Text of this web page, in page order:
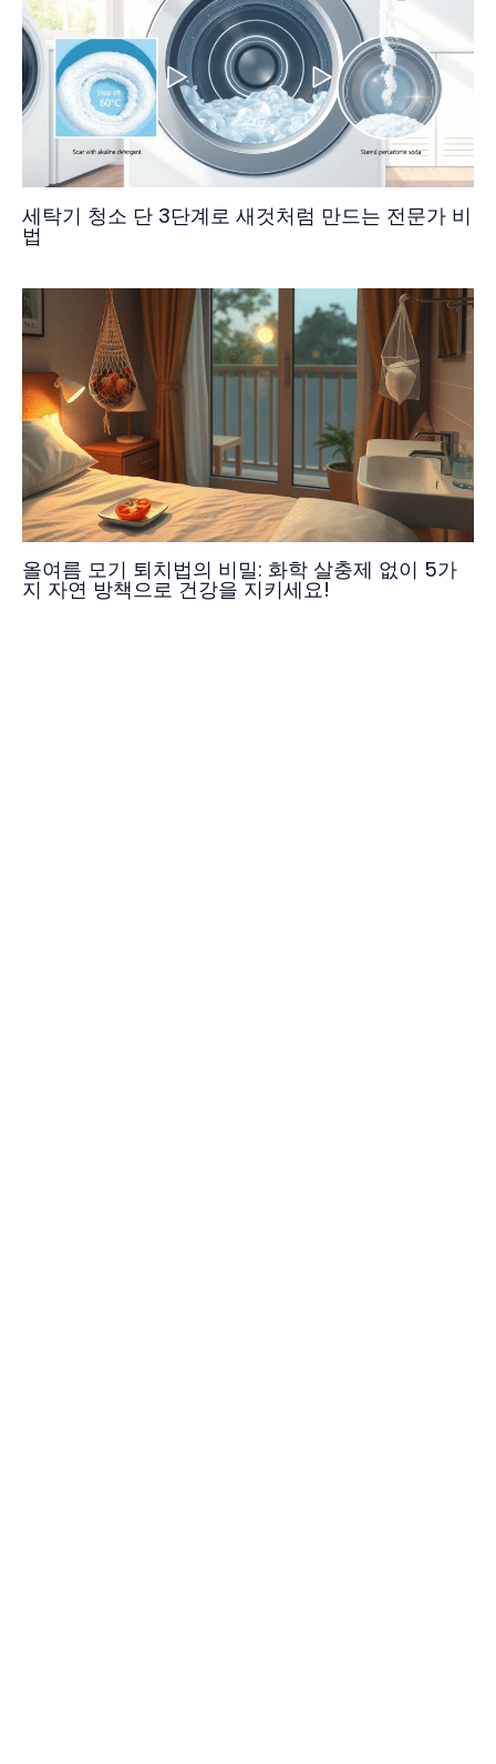
세탁기 청소 단 3단계로 새것처럼 만드는 전문가 비
법
올여름 모기 퇴치법의 비밀: 화학 살충제 없이 5가
지 자연 방책으로 건강을 지키세요!